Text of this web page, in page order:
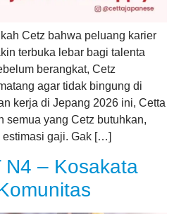
Cetz bahwa peluang karier
terbuka lebar bagi talenta
berangkat, Cetz
agar tidak bingung di
kerja di Jepang 2026 ini, Cetta
semua yang Cetz butuhkan,
gaji. Gak […]
N4 – Kosakata